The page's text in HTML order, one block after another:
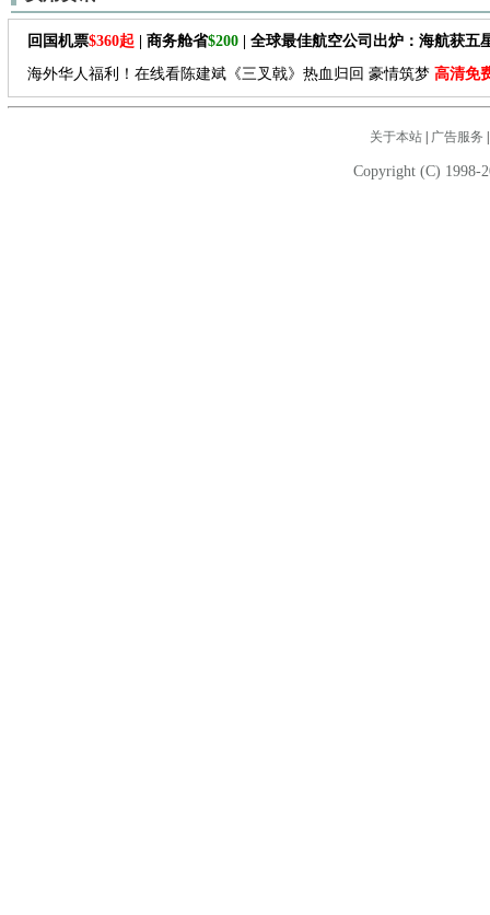
回国机票$360起 | 商务舱省$200 | 全球最佳航空公司出炉：海航获五
海外华人福利！在线看陈建斌《三叉戟》热血归回 豪情筑梦 高清免
关于本站| 广告服务
Copyright (C) 1998-